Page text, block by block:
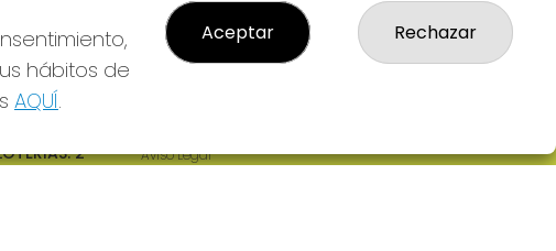
2-
Aviso Legal
hábitos de
AQUÍ.
Aceptar Rechazar